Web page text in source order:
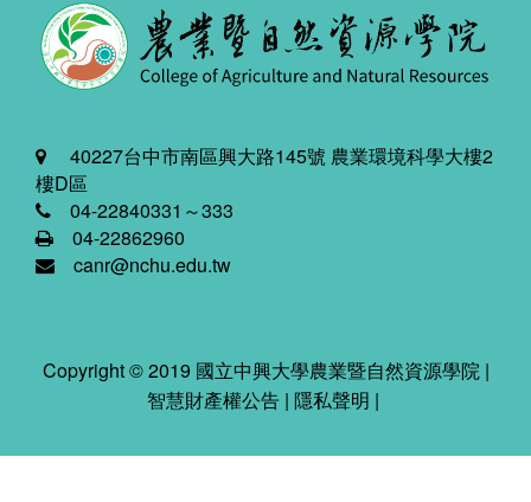
40227台中市南區興大路145號 農業環境科學大樓2
樓D區
04-22840331～333
04-22862960
canr@nchu.edu.tw
Copyright © 2019 國立中興大學農業暨自然資源學院 |
智慧財產權公告 | 隱私聲明 |